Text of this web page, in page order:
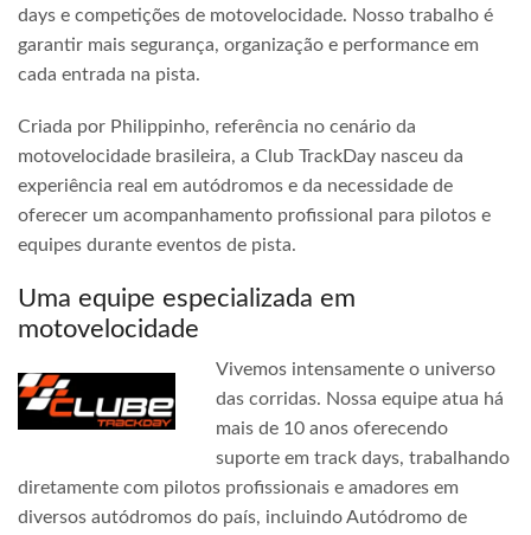
days e competições de motovelocidade. Nosso trabalho é
garantir mais segurança, organização e performance em
cada entrada na pista.
Criada por Philippinho, referência no cenário da
motovelocidade brasileira, a Club TrackDay nasceu da
experiência real em autódromos e da necessidade de
oferecer um acompanhamento profissional para pilotos e
equipes durante eventos de pista.
Uma equipe especializada em
motovelocidade
Vivemos intensamente o universo
das corridas. Nossa equipe atua há
mais de 10 anos oferecendo
suporte em track days, trabalhando
diretamente com pilotos profissionais e amadores em
diversos autódromos do país, incluindo Autódromo de